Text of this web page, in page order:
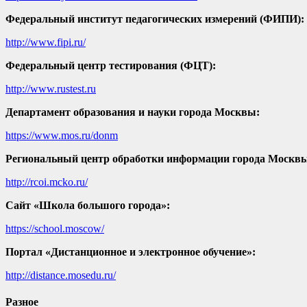
Федеральный институт педагогических измерений (ФИПИ):
http://www.fipi.ru/
Федеральный центр тестирования (ФЦТ):
http://www.rustest.ru
Департамент образования и науки города Москвы:
https://www.mos.ru/donm
Региональный центр обработки информации города
http://rcoi.mcko.ru/
Сайт «Школа большого города»:
https://school.moscow/
Портал «Дистанционное и электронное обучение»:
http://distance.mosedu.ru/
Разное